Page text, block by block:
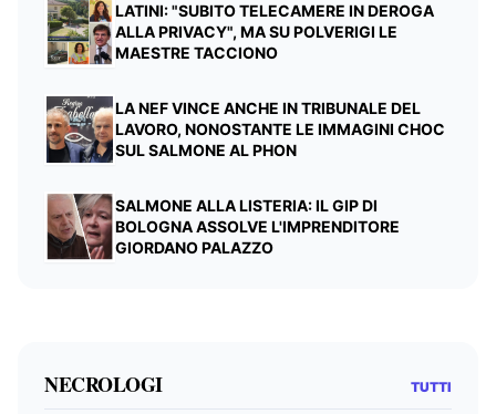
LATINI: "SUBITO TELECAMERE IN DEROGA
ALLA PRIVACY", MA SU POLVERIGI LE
MAESTRE TACCIONO
LA NEF VINCE ANCHE IN TRIBUNALE DEL
LAVORO, NONOSTANTE LE IMMAGINI CHOC
SUL SALMONE AL PHON
SALMONE ALLA LISTERIA: IL GIP DI
BOLOGNA ASSOLVE L'IMPRENDITORE
GIORDANO PALAZZO
NECROLOGI TUTTI